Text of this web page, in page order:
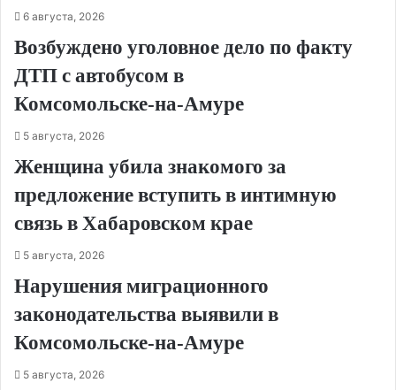
6 августа, 2026
Возбуждено уголовное дело по факту
ДТП с автобусом в
Комсомольске‑на‑Амуре
5 августа, 2026
Женщина убила знакомого за
предложение вступить в интимную
связь в Хабаровском крае
5 августа, 2026
Нарушения миграционного
законодательства выявили в
Комсомольске‑на‑Амуре
5 августа, 2026